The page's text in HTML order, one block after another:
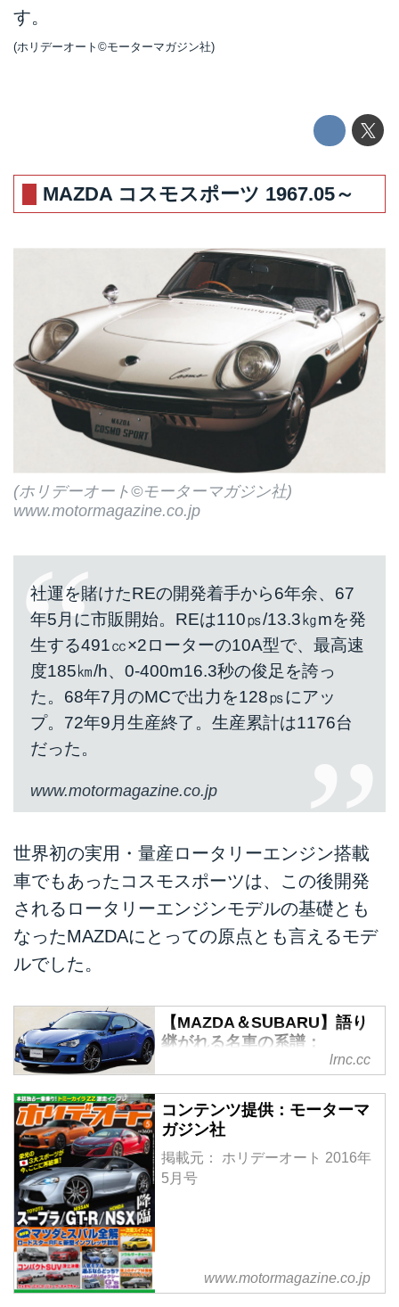
す。
(ホリデーオート©モーターマガジン社)
MAZDA コスモスポーツ 1967.05～
(ホリデーオート©モーターマガジン社)
www.motormagazine.co.jp
社運を賭けたREの開発着手から6年余、67
年5月に市販開始。REは110㎰/13.3㎏mを発
生する491㏄×2ローターの10A型で、最高速
度185㎞/h、0-400m16.3秒の俊足を誇っ
た。68年7月のMCで出力を128㎰にアッ
プ。72年9月生産終了。生産累計は1176台
だった。
www.motormagazine.co.jp
世界初の実用・量産ロータリーエンジン搭載
車でもあったコスモスポーツは、この後開発
されるロータリーエンジンモデルの基礎とも
なったMAZDAにとっての原点とも言えるモデ
ルでした。
【MAZDA＆SUBARU】語り
継がれる名車の系譜：
SUBARU BRZ 2012.03～ -
Cars + α = Your Life.
マツダとスバルは、他社とは一味
違ったユニークなクルマ作りで独
自の地位を築いてきた。ここでは
lrnc.cc
コンテンツ提供：モーターマ
ガジン社
掲載元： ホリデーオート 2016年
5月号
www.motormagazine.co.jp